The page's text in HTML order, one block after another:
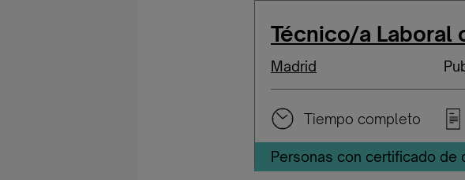
Técnico/a Laboral
Madrid
Tiempo completo
Personas con certificado de